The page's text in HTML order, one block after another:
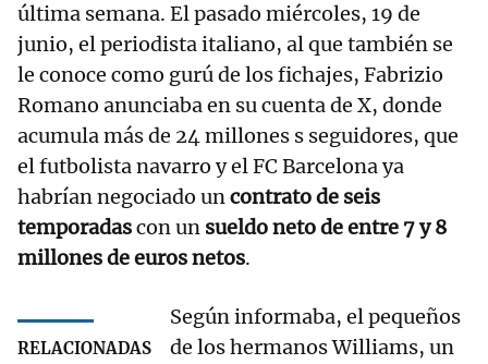
última semana. El pasado miércoles, 19 de
junio, el periodista italiano, al que también se
le conoce como gurú de los fichajes, Fabrizio
Romano anunciaba en su cuenta de X, donde
acumula más de 24 millones s seguidores, que
el futbolista navarro y el FC Barcelona ya
habrían negociado uncontrato de seis
temporadascon un sueldo neto de entre 7 y 8
millones de euros netos.
RELACIONADAS
Según informaba, el pequeños
de los hermanos Williams, un